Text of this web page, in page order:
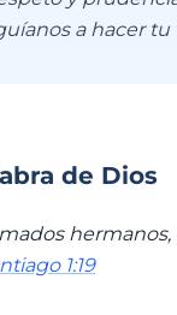
a hacer
de Dios
1:19